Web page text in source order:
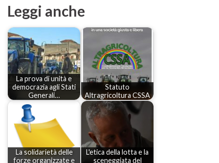
Leggi anche
La prova di unità e
democrazia agli Stati
Generali…
Statuto
Altragricoltura CSSA
La solidarietà delle
forze organizzate e
L'etica della lotta e la
sceneggiata del